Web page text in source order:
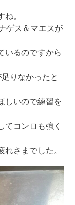
。
ゲス＆マエスが
いるのですから
りなかったと
しいので練習を
てコンロも強く
さまでした。